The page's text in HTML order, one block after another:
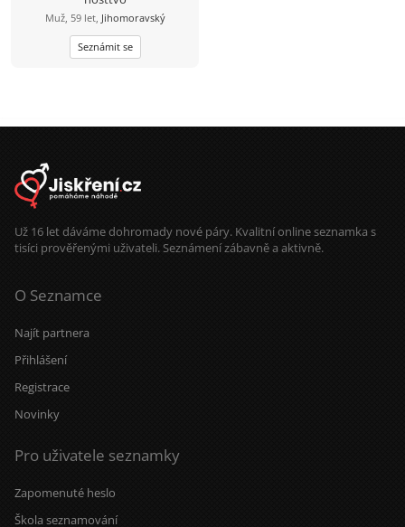
Muž, 59 let, Jihomoravský
Seznámit se
Už 16 let dáváme dohromady nové páry. Kvalitní online seznamka s
tisíci prověřenými uživateli. Seznámení zábavně a aktivně.
O Seznamce
Najít partnera
Přihlášení
Registrace
Novinky
Pro uživatele seznamky
Zapomenuté heslo
Škola seznamování